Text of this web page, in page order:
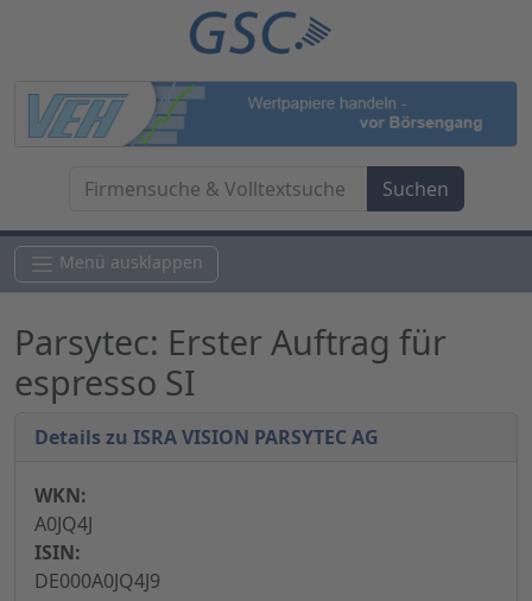
Menü ausklappen
Parsytec: Erster Auftrag für
espresso SI
Details zu ISRA VISION PARSYTEC AG
WKN:
A0JQ4J
ISIN:
DE000A0JQ4J9